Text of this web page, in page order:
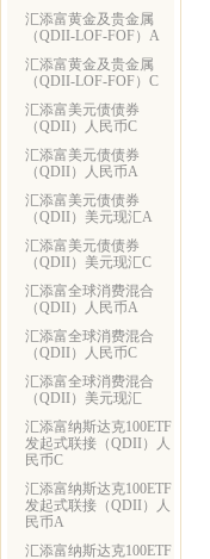
汇添富黄金及贵金属
（QDII-LOF-FOF）A
汇添富黄金及贵金属
（QDII-LOF-FOF）C
汇添富美元债债券
（QDII）人民币C
汇添富美元债债券
（QDII）人民币A
汇添富美元债债券
（QDII）美元现汇A
汇添富美元债债券
（QDII）美元现汇C
汇添富全球消费混合
（QDII）人民币A
汇添富全球消费混合
（QDII）人民币C
汇添富全球消费混合
（QDII）美元现汇
汇添富纳斯达克100ETF
发起式联接（QDII）人
民币C
汇添富纳斯达克100ETF
发起式联接（QDII）人
民币A
汇添富纳斯达克100ETF